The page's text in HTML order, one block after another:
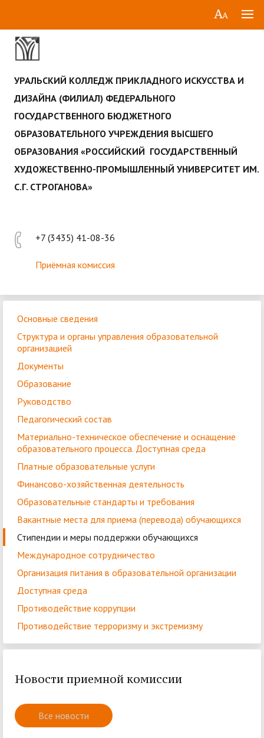
УРАЛЬСКИЙ КОЛЛЕДЖ ПРИКЛАДНОГО ИСКУССТВА И
ДИЗАЙНА (ФИЛИАЛ) ФЕДЕРАЛЬНОГО
ГОСУДАРСТВЕННОГО БЮДЖЕТНОГО
ОБРАЗОВАТЕЛЬНОГО УЧРЕЖДЕНИЯ ВЫСШЕГО
ОБРАЗОВАНИЯ «РОССИЙСКИЙ ГОСУДАРСТВЕННЫЙ
ХУДОЖЕСТВЕННО-ПРОМЫШЛЕННЫЙ УНИВЕРСИТЕТ ИМ.
С.Г. СТРОГАНОВА»
+7 (3435) 41-08-36
Приёмная комиссия
Основные сведения
Структура и органы управления образовательной
организацией
Документы
Образование
Руководство
Педагогический состав
Материально-техническое обеспечение и оснащение
образовательного процесса. Доступная среда
Платные образовательные услуги
Финансово-хозяйственная деятельность
Образовательные стандарты и требования
Вакантные места для приема (перевода) обучающихся
Стипендии и меры поддержки обучающихся
Международное сотрудничество
Организация питания в образовательной организации
Доступная среда
Противодействие коррупции
Противодействие терроризму и экстремизму
Новости приемной комиссии
Все новости